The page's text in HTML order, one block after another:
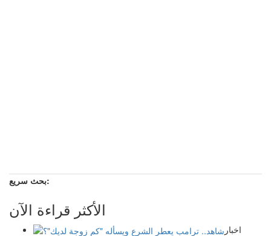
بحث سريع:
الأكثر قراءة الآن
اخبار